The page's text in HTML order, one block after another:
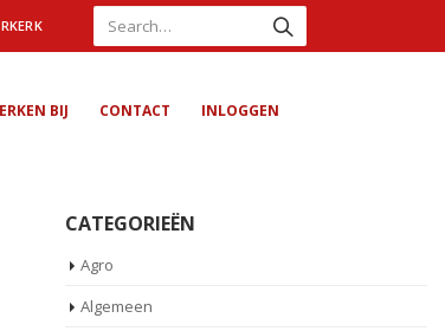
BIJ CONTACT INLOGGEN
CATEGORIEËN
Agro
Algemeen